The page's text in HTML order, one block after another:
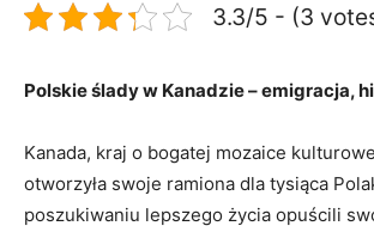
3.3/5 - (3
Polskie ślady w Kanadzie – emigracja,
Kanada, kraj o bogatej mozaice
otworzyła swoje ramiona dla tysiąca
poszukiwaniu lepszego życia opuścili